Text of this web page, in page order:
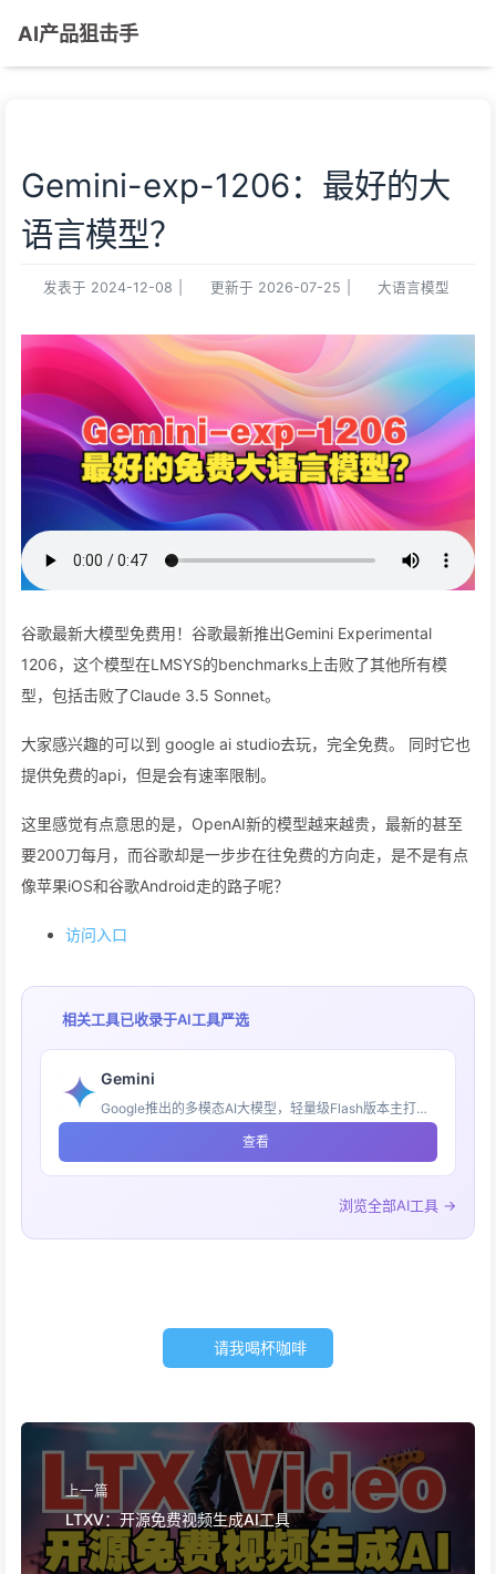
AI产品狙击手
Gemini-exp-1206：最好的大
语言模型？
发表于 2024-12-08 更新于 2026-07-25 大语言模型
谷歌最新大模型免费用！谷歌最新推出Gemini Experimental
1206，这个模型在LMSYS的benchmarks上击败了其他所有模
型，包括击败了Claude 3.5 Sonnet。
大家感兴趣的可以到 google ai studio去玩，完全免费。 同时它也
提供免费的api，但是会有速率限制。
这里感觉有点意思的是，OpenAI新的模型越来越贵，最新的甚至
要200刀每月，而谷歌却是一步步在往免费的方向走，是不是有点
像苹果iOS和谷歌Android走的路子呢？
访问入口
相关工具已收录于AI工具严选
Gemini
Google推出的多模态AI大模型，轻量级Flash版本主打快速响应与高性价比
查看
浏览全部AI工具 →
请我喝杯咖啡
上一篇
LTXV：开源免费视频生成AI工具